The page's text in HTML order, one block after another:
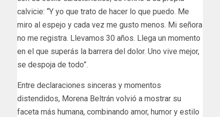
calvicie: “Y yo que trato de hacer lo que puedo. Me
miro al espejo y cada vez me gusto menos. Mi señora
no me registra. Llevamos 30 años. Llega un momento
en el que superás la barrera del dolor. Uno vive mejor,
se despoja de todo”.
Entre declaraciones sinceras y momentos
distendidos, Morena Beltrán volvió a mostrar su
faceta más humana, combinando amor, humor y estilo